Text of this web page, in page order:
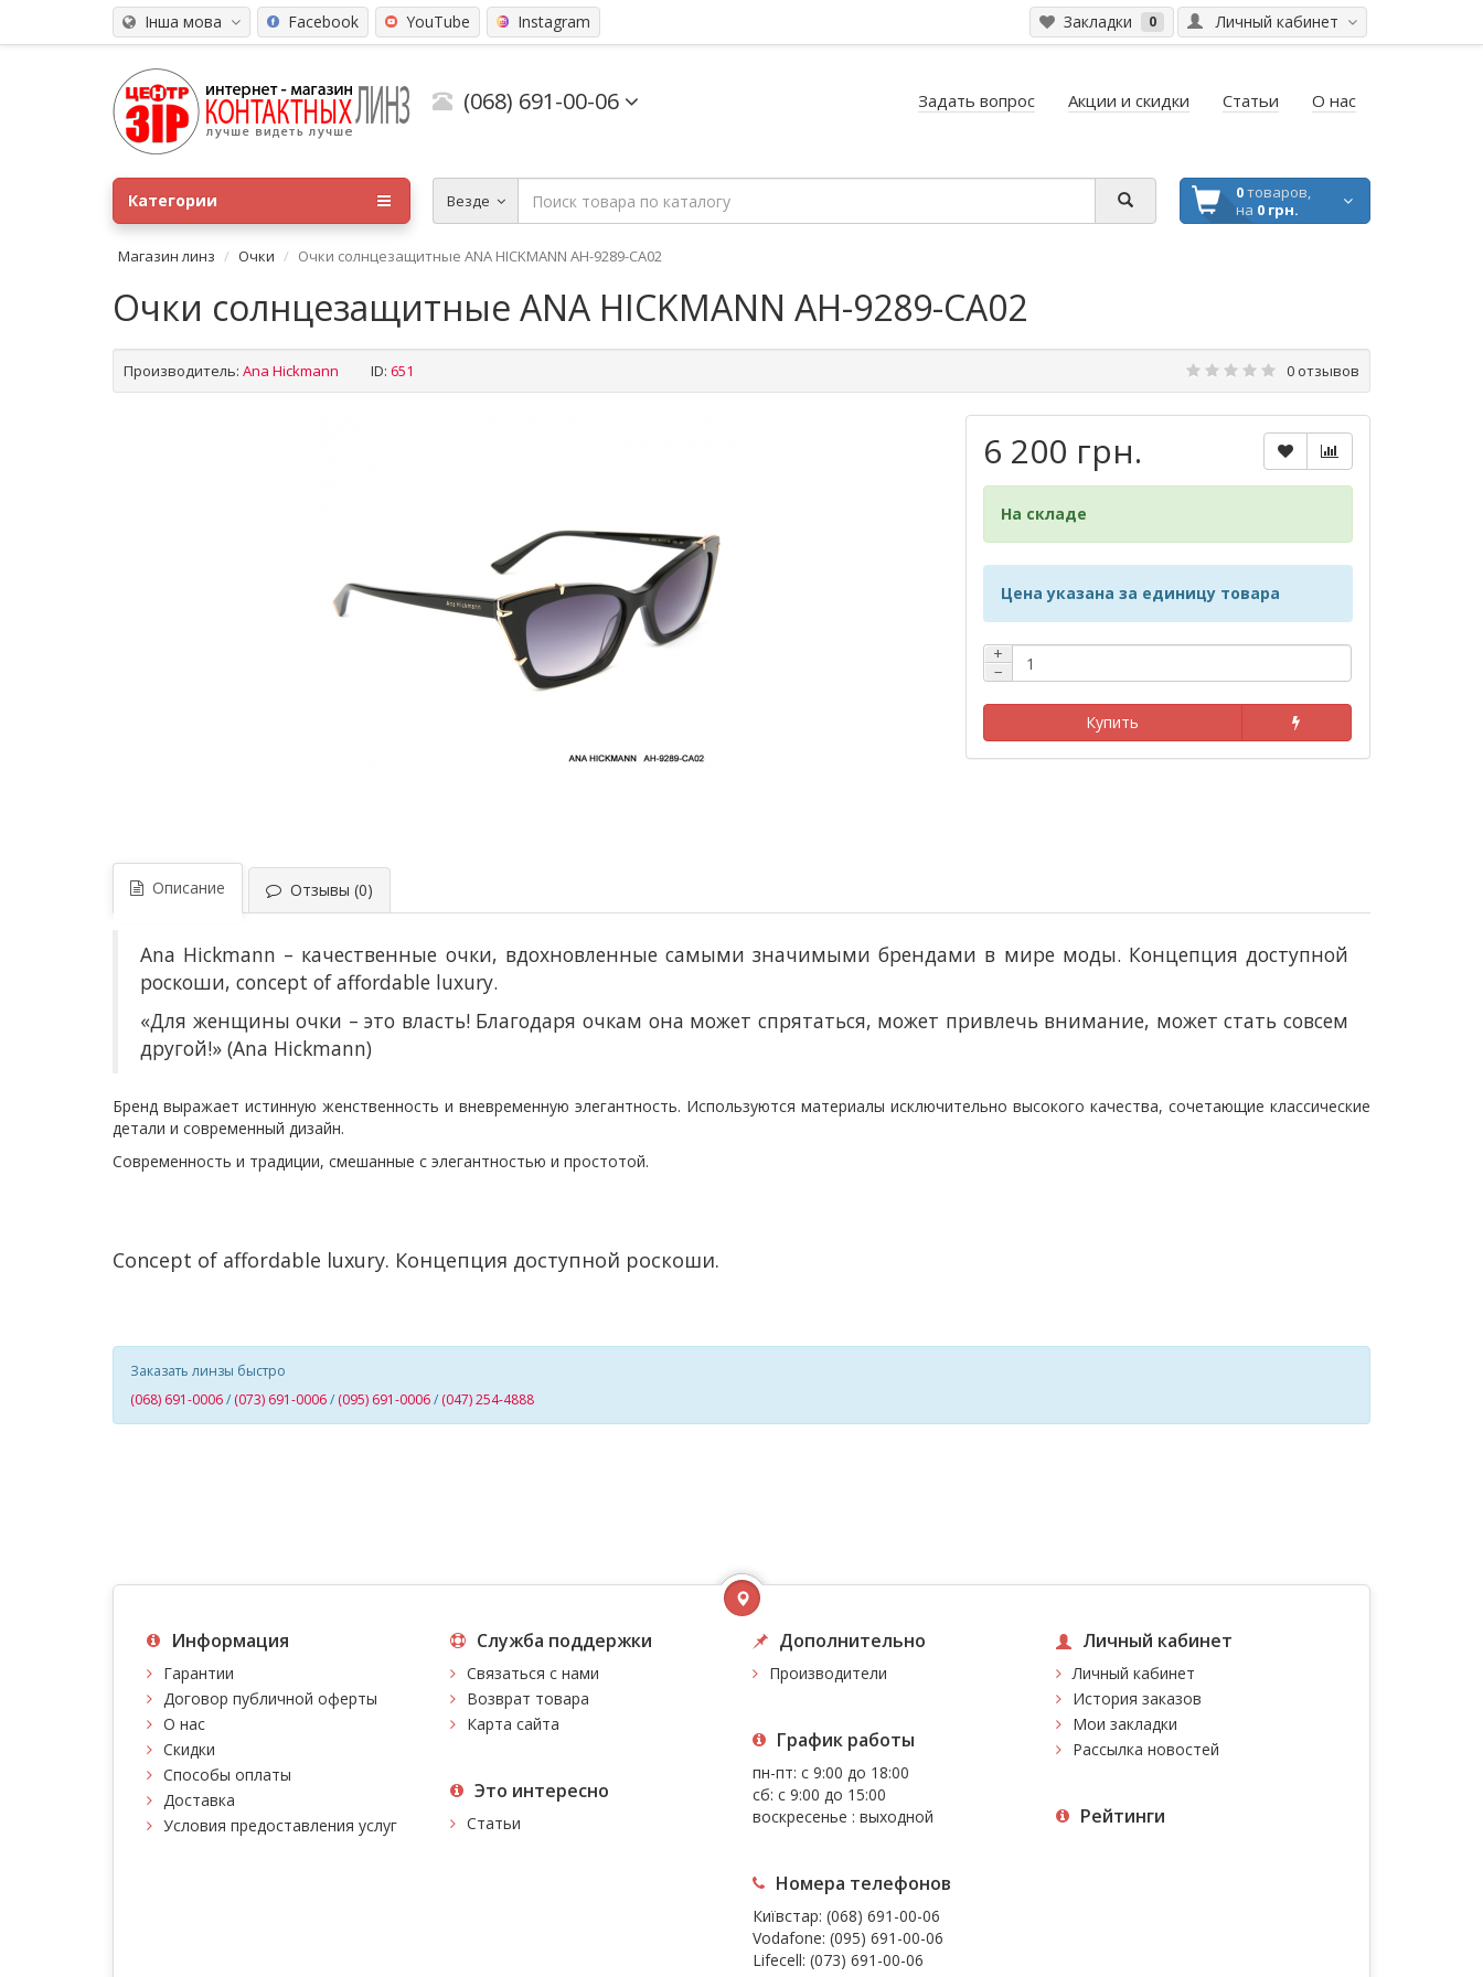
Інша мова Личный кабинет
Закладки 0
Facebook YouTube Instagram
(068) 691-00-06 Задать вопрос Акции и скидки Статьи О нас
Везде 0товаров,
на 0 грн.
Категории
Магазин линз Очки Очки солнцезащитные ANA HICKMANN AH-9289-CA02
Очки солнцезащитные ANA HICKMANN AH-9289-CA02
Производитель: Ana Hickmann ID: 651 0 отзывов
6 200 грн.
На складе
Цена указана за единицу товара
+
−
Купить
Описание Отзывы (0)
Ana Hickmann – качественные очки, вдохновленные самыми значимыми брендами в мире моды. Концепция доступной
роскоши, concept of affordable luxury.
«Для женщины очки – это власть! Благодаря очкам она может спрятаться, может привлечь внимание, может стать совсем
другой!» (Ana Hickmann)
Бренд выражает истинную женственность и вневременную элегантность. Используются материалы исключительно высокого качества, сочетающие классические
детали и современный дизайн.
Современность и традиции, смешанные с элегантностью и простотой.
Concept of affordable luxury. Концепция доступной роскоши.
Заказать линзы быстро
(068) 691-0006/ (073) 691-0006/ (095) 691-0006/ (047) 254-4888
Информация
Гарантии
Договор публичной оферты
О нас
Скидки
Способы оплаты
Доставка
Условия предоставления услуг
Служба поддержки
Связаться с нами
Возврат товара
Карта сайта
Это интересно
Статьи
Дополнительно
Производители
График работы
пн-пт: с 9:00 до 18:00
сб: с 9:00 до 15:00
воскресенье : выходной
Номера телефонов
Київстар: (068) 691-00-06
Vodafone: (095) 691-00-06
Lifecell: (073) 691-00-06
Личный кабинет
Личный кабинет
История заказов
Мои закладки
Рассылка новостей
Рейтинги